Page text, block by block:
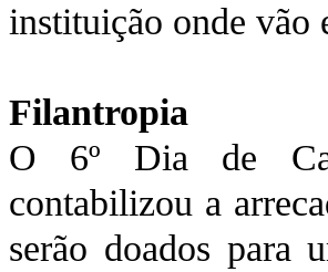
instituição onde vão
Filantropia
O 6º Dia de
contabilizou a
serão doados para